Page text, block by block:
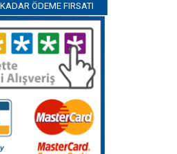
ÖDEME FIRSATI